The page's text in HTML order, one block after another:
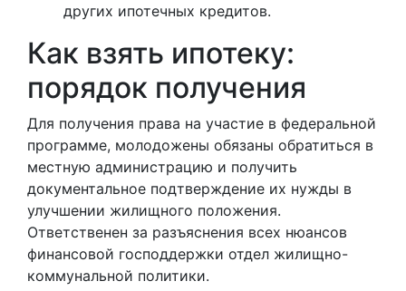
других ипотечных кредитов.
Как взять ипотеку:
порядок получения
Для получения права на участие в федеральной
программе, молодожены обязаны обратиться в
местную администрацию и получить
документальное подтверждение их нужды в
улучшении жилищного положения.
Ответственен за разъяснения всех нюансов
финансовой господдержки отдел жилищно-
коммунальной политики.